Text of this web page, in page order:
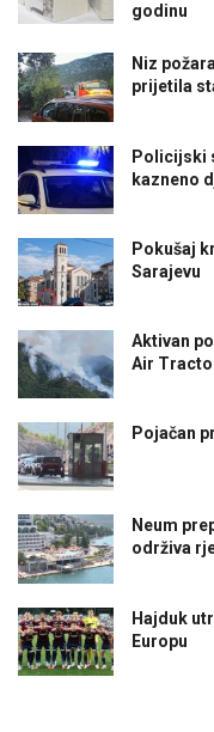
godinu
Niz
prijetila
Policijski
kazneno
Pokušaj
Sarajevu
Aktivan
Air
Pojačan
Neum
održiva
Hajduk
Europu